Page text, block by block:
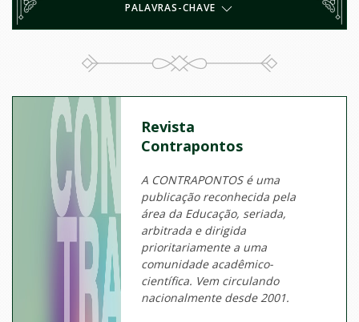
PALAVRAS-CHAVE
Revista
Contrapontos
A CONTRAPONTOS é uma
publicação reconhecida pela
área da Educação, seriada,
arbitrada e dirigida
prioritariamente a uma
comunidade acadêmico-
científica. Vem circulando
nacionalmente desde 2001.